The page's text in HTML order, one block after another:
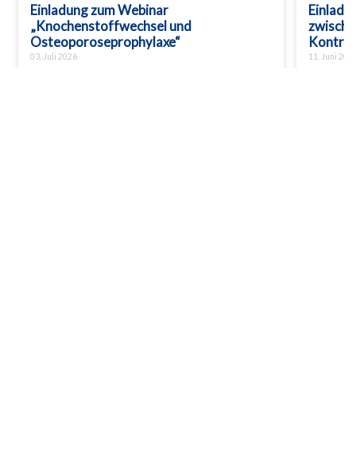
Einladung zum Webinar
„Knochenstoffwechsel und
Osteoporoseprophylaxe“
03. Juli 2026 11. Juni